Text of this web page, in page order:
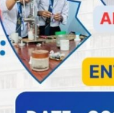
थापाले महिला भलिबल
अवसर उपलब्ध
प्रदेशले गत वर्ष ‘
‘ अनुरुप